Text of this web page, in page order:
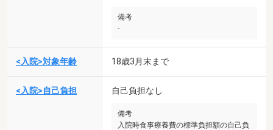
備考
-
<入院>対象年齢 18歳3月末まで
<入院>自己負担 自己負担なし
備考
入院時食事療養費の標準負担額の自己負